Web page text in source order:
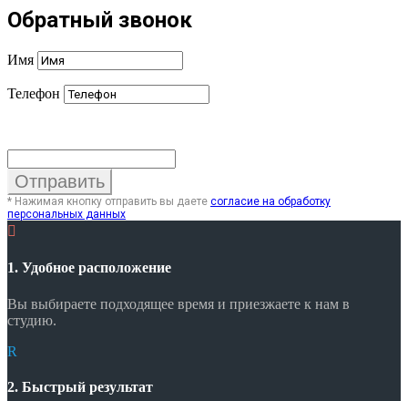
Обратный звонок
Имя
Телефон
Отправить
* Нажимая кнопку отправить вы даете согласие на обработку
персональных данных

1. Удобное расположение
Вы выбираете подходящее время и приезжаете к нам в
студию.
R
2. Быстрый результат